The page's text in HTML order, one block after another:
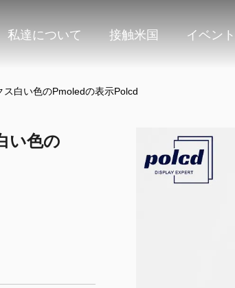
私達について 接触米国 イベント
白い色のPmoledの表示Polcd
い色の